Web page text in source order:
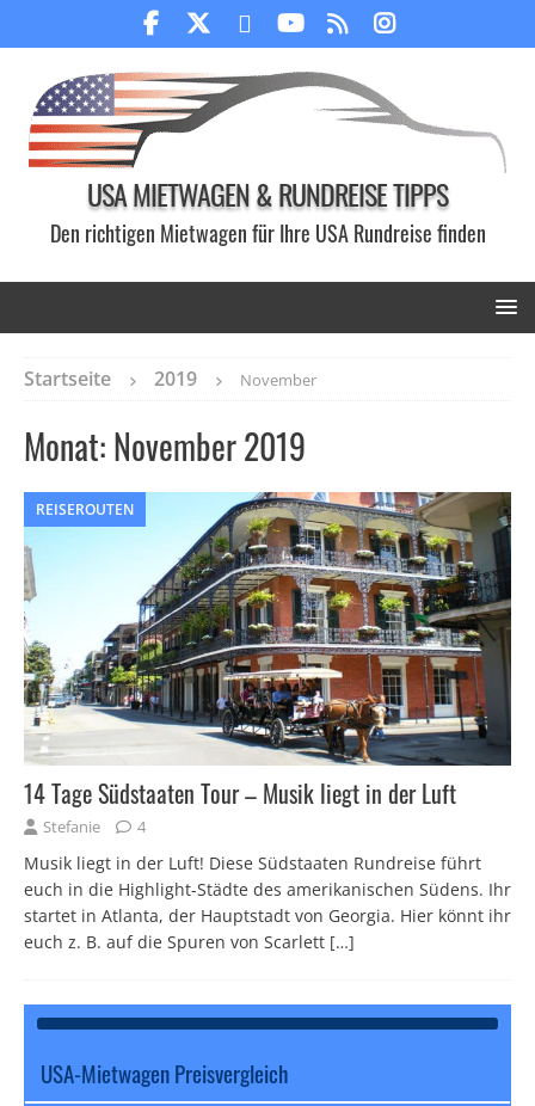
USA MIETWAGEN & RUNDREISE TIPPS
Den richtigen Mietwagen für Ihre USA Rundreise finden
Startseite 2019 November
Monat:November 2019
REISEROUTEN
14 Tage Südstaaten Tour – Musik liegt in der Luft
Stefanie 4
Musik liegt in der Luft! Diese Südstaaten Rundreise führt
euch in die Highlight-Städte des amerikanischen Südens. Ihr
startet in Atlanta, der Hauptstadt von Georgia. Hier könnt ihr
euch z. B. auf die Spuren von Scarlett […]
USA-Mietwagen Preisvergleich